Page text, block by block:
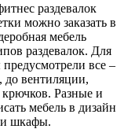
раздевалок
можно заказать в
мебель
раздевалок. Для
все –
до вентиляции,
Разные и
мебель в дизайн
шкафы.